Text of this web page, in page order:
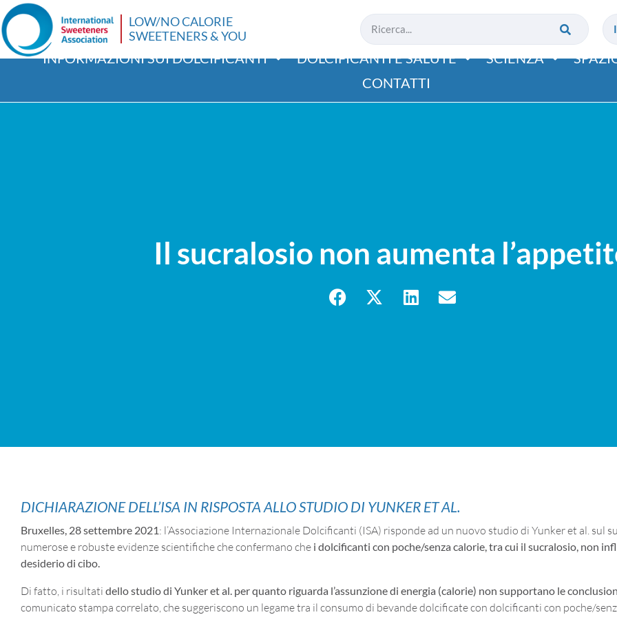
LOW/NO CALORIE
SWEETENERS & YOU
INFORMAZIONI SUI DOLCIFICANTI DOLCIFICANTI E SALUTE SCIENZA
CONTATTI
Il sucralosio non aumenta
DICHIARAZIONE DELL’ISA IN RISPOSTA ALLO STUDIO DI YUNKER ET AL.
Bruxelles, 28 settembre 2021: l’Associazione Internazionale Dolcificanti (ISA) risponde ad un nuovo studio di Yunker et al. sul
numerose e robuste evidenze scientifiche che confermano che i dolcificanti con poche/senza calorie, tra cui il sucralosio, non
desiderio di cibo.
Di fatto, i risultati dello studio di Yunker et al. per quanto riguarda l’assunzione di energia (calorie) non supportano le
comunicato stampa correlato, che suggeriscono un legame tra il consumo di bevande dolcificate con dolcificanti con poche/